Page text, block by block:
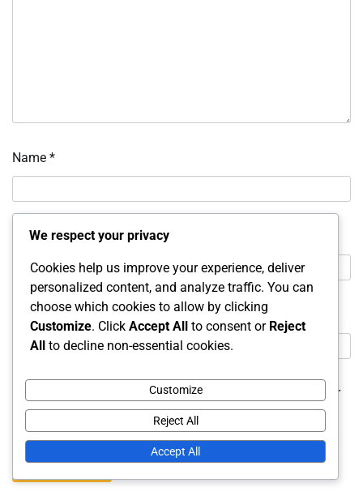
Name *
Email *
Website
Save my name, email, and website in this browser for
the next time I comment.
We respect your privacy
Cookies help us improve your experience, deliver
personalized content, and analyze traffic. You can
choose which cookies to allow by clicking
Customize. Click Accept All to consent or Reject
All to decline non-essential cookies.
Customize
Reject All
Accept All